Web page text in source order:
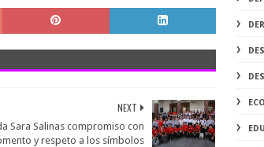
NEXT
Sara Salinas compromiso con
y respeto a los símbolos